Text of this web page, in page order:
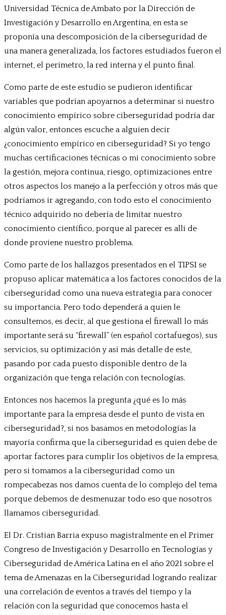
Universidad Técnica de Ambato por la Dirección de
Investigación y Desarrollo en Argentina, en esta se
proponía una descomposición de la ciberseguridad de
una manera generalizada, los factores estudiados fueron el
internet, el perímetro, la red interna y el punto final.
Como parte de este estudio se pudieron identificar
variables que podrían apoyarnos a determinar si nuestro
conocimiento empírico sobre ciberseguridad podría dar
algún valor, entonces escuche a alguien decir
¿conocimiento empírico en ciberseguridad? Si yo tengo
muchas certificaciones técnicas o mi conocimiento sobre
la gestión, mejora continua, riesgo, optimizaciones entre
otros aspectos los manejo a la perfección y otros más que
podríamos ir agregando, con todo esto el conocimiento
técnico adquirido no debería de limitar nuestro
conocimiento científico, porque al parecer es allí de
donde proviene nuestro problema.
Como parte de los hallazgos presentados en el TIPSI se
propuso aplicar matemática a los factores conocidos de la
ciberseguridad como una nueva estrategia para conocer
su importancia. Pero todo dependerá a quien le
consultemos, es decir, al que gestiona el firewall lo más
importante será su “firewall” (en español cortafuegos), sus
servicios, su optimización y así más detalle de este,
pasando por cada puesto disponible dentro de la
organización que tenga relación con tecnologías.
Entonces nos hacemos la pregunta ¿qué es lo más
importante para la empresa desde el punto de vista en
ciberseguridad?, si nos basamos en metodologías la
mayoría confirma que la ciberseguridad es quien debe de
aportar factores para cumplir los objetivos de la empresa,
pero si tomamos a la ciberseguridad como un
rompecabezas nos damos cuenta de lo complejo del tema
porque debemos de desmenuzar todo eso que nosotros
llamamos ciberseguridad.
El Dr. Cristian Barria expuso magistralmente en el Primer
Congreso de Investigación y Desarrollo en Tecnologías y
Ciberseguridad de América Latina en el año 2021 sobre el
tema de Amenazas en la Ciberseguridad logrando realizar
una correlación de eventos a través del tiempo y la
relación con la seguridad que conocemos hasta el